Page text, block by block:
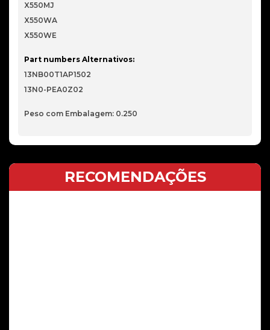
X550MJ
X550WA
X550WE
Part numbers Alternativos:
13NB00T1AP1502
13N0-PEA0Z02
Peso com Embalagem: 0.250
RECOMENDAÇÕES